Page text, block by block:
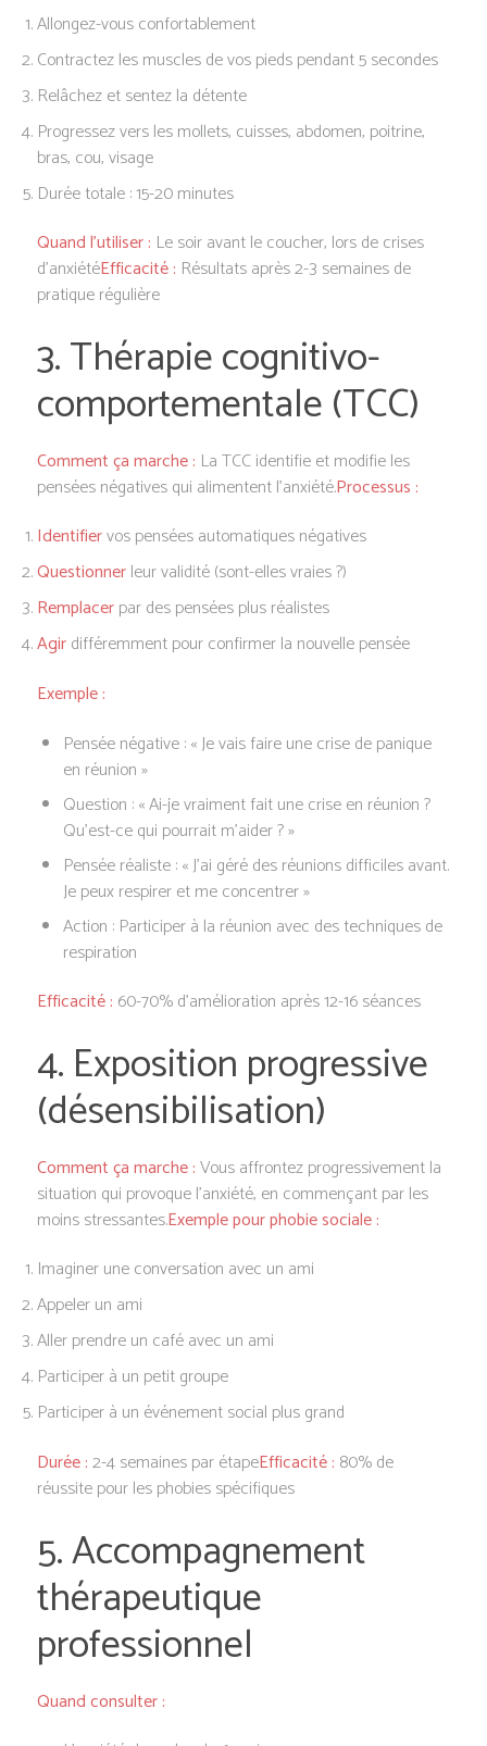
Allongez-vous confortablement
Contractez les muscles de vos pieds pendant 5 secondes
Relâchez et sentez la détente
Progressez vers les mollets, cuisses, abdomen, poitrine,
bras, cou, visage
Durée totale : 15-20 minutes
Quand l’utiliser : Le soir avant le coucher, lors de crises
d’anxiétéEfficacité : Résultats après 2-3 semaines de
pratique régulière
3. Thérapie cognitivo-
comportementale (TCC)
Comment ça marche : La TCC identifie et modifie les
pensées négatives qui alimentent l’anxiété.Processus :
Identifiervos pensées automatiques négatives
Questionnerleur validité (sont-elles vraies ?)
Remplacerpar des pensées plus réalistes
Agirdifféremment pour confirmer la nouvelle pensée
Exemple :
Pensée négative : « Je vais faire une crise de panique
en réunion »
Question : « Ai-je vraiment fait une crise en réunion ?
Qu’est-ce qui pourrait m’aider ? »
Pensée réaliste : « J’ai géré des réunions difficiles avant.
Je peux respirer et me concentrer »
Action : Participer à la réunion avec des techniques de
respiration
Efficacité : 60-70% d’amélioration après 12-16 séances
4. Exposition progressive
(désensibilisation)
Comment ça marche :Vous affrontez progressivement la
situation qui provoque l’anxiété, en commençant par les
moins stressantes.Exemple pour phobie sociale :
Imaginer une conversation avec un ami
Appeler un ami
Aller prendre un café avec un ami
Participer à un petit groupe
Participer à un événement social plus grand
Durée :2-4 semaines par étapeEfficacité : 80% de
réussite pour les phobies spécifiques
5. Accompagnement
thérapeutique
professionnel
Quand consulter :